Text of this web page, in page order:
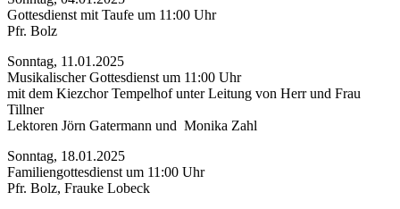
Gottesdienst mit Taufe um 11:00 Uhr
Pfr. Bolz
Sonntag, 11.01.2025
Musikalischer Gottesdienst um 11:00 Uhr
mit dem Kiezchor Tempelhof unter Leitung von Herr und Frau
Tillner
Lektoren Jörn Gatermann und Monika Zahl
Sonntag, 18.01.2025
Familiengottesdienst um 11:00 Uhr
Pfr. Bolz, Frauke Lobeck